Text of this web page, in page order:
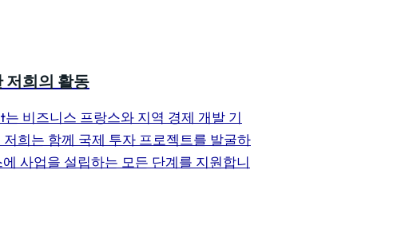
저희의 활동
비즈니스 프랑스와 지역 경제 개발 기
희는 함께 국제 투자 프로젝트를 발굴하
사업을 설립하는 모든 단계를 지원합니